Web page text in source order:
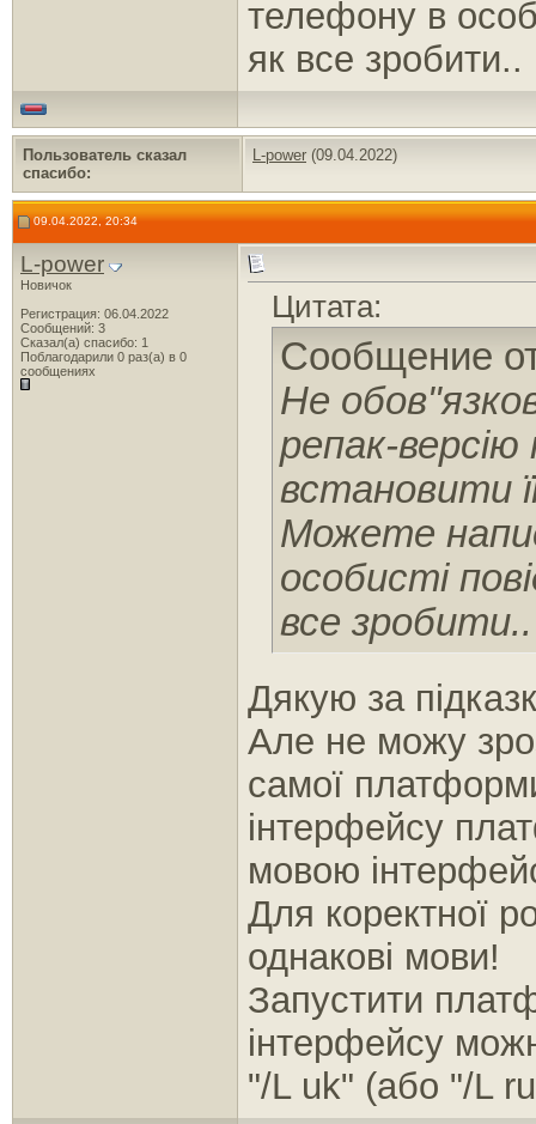
телефону в
як все зробити..
Пользователь сказал
cпасибо:
L-power (09.04.2022)
09.04.2022, 20:34
L-power
Новичок
Регистрация: 06.04.2022
Сообщений: 3
Сказал(а) спасибо: 1
Поблагодарили 0 раз(а) в 0
сообщениях
Цитата:
Сообщение
Не
репак-
встановити
Можете
особисті
все зробити..
Дякую за
Але не можу
самої
інтерфейсу
мовою
Для коректної
однакові мови!
Запустити
інтерфейсу
"/L uk" (або "/L